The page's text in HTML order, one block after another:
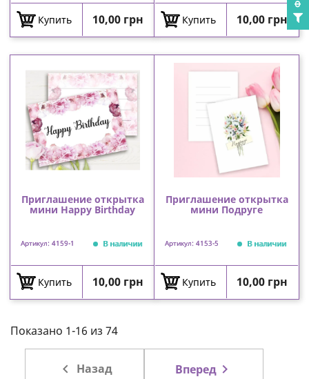
Купить Цена
10,00 грн Купить Цена
10,00 грн
Приглашение открытка
мини Happy Birthday
Артикул: 4159-1 В наличии
Купить Цена
10,00 грн
Приглашение открытка
мини Подруге
Артикул: 4153-5 В наличии
Купить Цена
10,00 грн
Показано 1-16 из 74
 Назад Вперед